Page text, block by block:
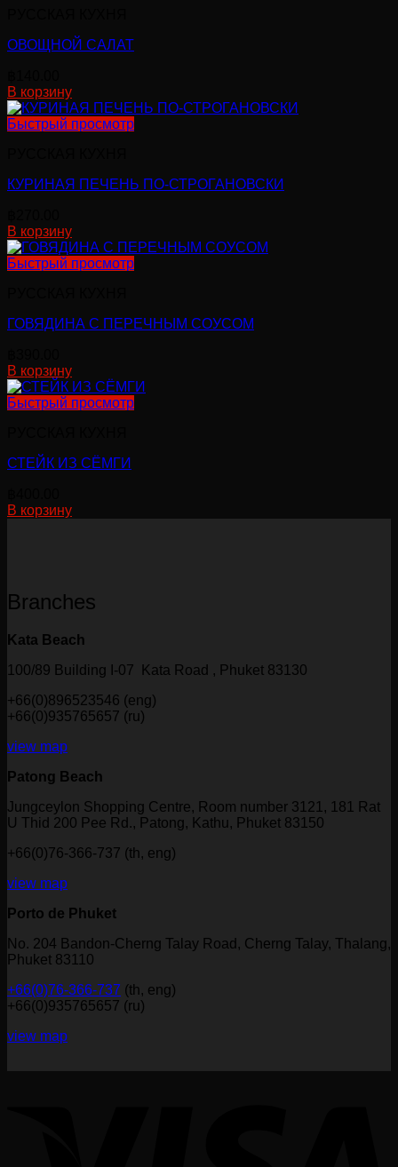
ОВОЩНОЙ САЛАТ
В корзину
Быстрый просмотр
КУРИНАЯ ПЕЧЕНЬ ПО-СТРОГАНОВСКИ
В корзину
Быстрый просмотр
ГОВЯДИНА С ПЕРЕЧНЫМ СОУСОМ
В корзину
Быстрый просмотр
СТЕЙК ИЗ СЁМГИ
В корзину
Branches
Kata Beach
100/89 Building I-07 Kata Road , Phuket 83130
+66(0)896523546 (eng)
+66(0)935765657 (ru)
view map
Patong Beach
Jungceylon Shopping Centre, Room number 3121, 181 Rat
U Thid 200 Pee Rd., Patong, Kathu, Phuket 83150
+66(0)76-366-737 (th, eng)
view map
Porto de Phuket
No. 204 Bandon-Cherng Talay Road, Cherng Talay, Thalang,
Phuket 83110
+66(0)76-366-737 (th, eng)
+66(0)935765657 (ru)
view map